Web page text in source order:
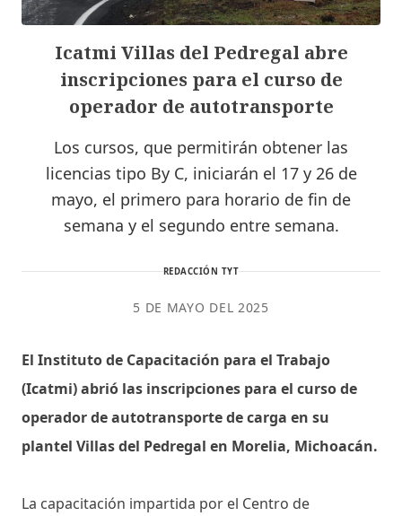
Icatmi Villas del Pedregal abre
inscripciones para el curso de
operador de autotransporte
Los cursos, que permitirán obtener las
licencias tipo By C, iniciarán el 17 y 26 de
mayo, el primero para horario de fin de
semana y el segundo entre semana.
REDACCIÓN TYT
5 DE MAYO DEL 2025
El Instituto de Capacitación para el Trabajo
(Icatmi) abrió las inscripciones para el curso de
operador de autotransporte de carga en su
plantel Villas del Pedregal en Morelia, Michoacán.
La capacitación impartida por el Centro de